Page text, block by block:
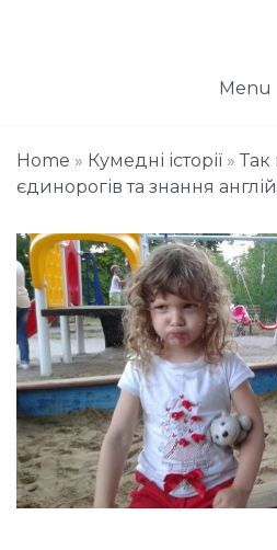
Menu
Home » Кумедні історії » Так
єдинорогів та знання